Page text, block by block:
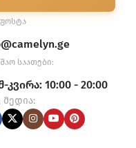
საათები:
კვირა: 10:00 - 20:00
მედია: